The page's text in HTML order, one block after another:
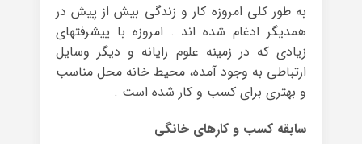
به طور کلی امروزه کار و زندگی بیش از پیش در
همدیگر ادغام شده اند . امروزه با پیشرفتهای
زیادی که در زمینه علوم رایانه و دیگر وسایل
ارتباطی به وجود آمده، محیط خانه محل مناسب
و بهتری برای کسب و کار شده است .
سابقه کسب و کارهای خانگی